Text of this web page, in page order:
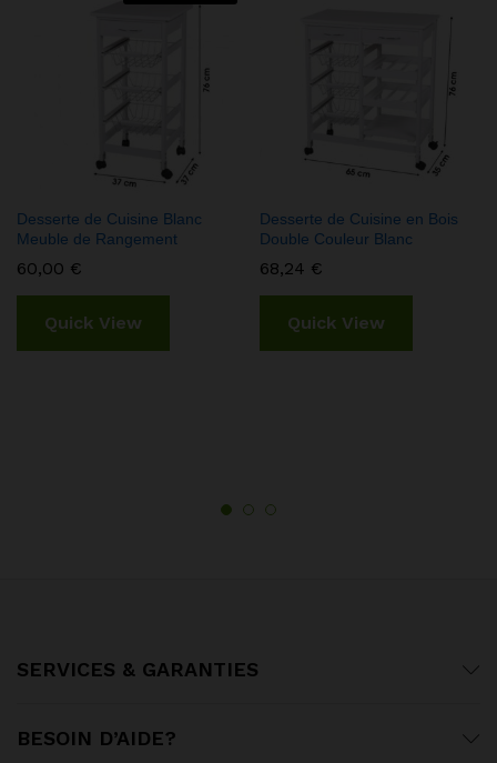
Desserte de Cuisine Blanc
Meuble de Rangement
60,00 €
Quick View
Desserte de Cuisine en Bois
Double Couleur Blanc
68,24 €
Quick View
SERVICES & GARANTIES
BESOIN D’AIDE?